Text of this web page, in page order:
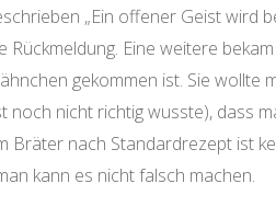
„Ein offener Geist wird
Rückmeldung. Eine weitere
gekommen ist. Sie wollte
noch nicht richtig wusste), dass
Bräter nach Standardrezept ist
kann es nicht falsch machen.